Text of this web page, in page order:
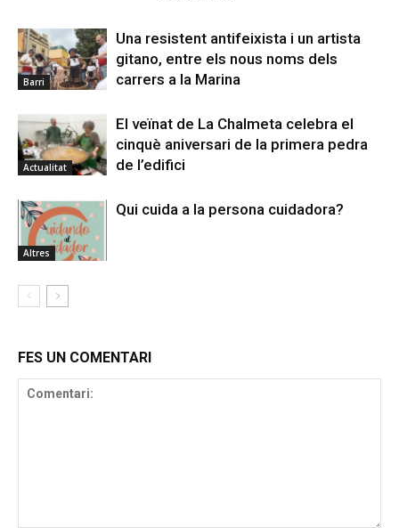
Barri
Una resistent antifeixista i un artista
gitano, entre els nous noms dels
carrers a la Marina
Actualitat
El veïnat de La Chalmeta celebra el
cinquè aniversari de la primera pedra
de l’edifici
Altres
Qui cuida a la persona cuidadora?
FES UN COMENTARI